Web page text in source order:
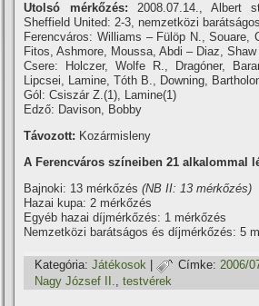
Utolsó mérkőzés: 2008.07.14., Albert
Sheffield United: 2-3, nemzetközi barátságos
Ferencváros: Williams – Fülöp N., Souare,
Fitos, Ashmore, Moussa, Abdi – Diaz, Shaw
Csere: Holczer, Wolfe R., Dragóner,
Lipcsei, Lamine, Tóth B., Downing,
Gól: Csiszár Z.(1), Lamine(1)
Edző: Davison, Bobby
Távozott: Kozármisleny
A Ferencváros szí­neiben 21 alkalommal
Bajnoki: 13 mérkőzés(NB II: 13 mérkőzés)
Hazai kupa: 2 mérkőzés
Egyéb hazai dí­jmérkőzés: 1 mérkőzés
Nemzetközi barátságos és dí­jmérkőzés: 5
Kategória: Játékosok | Címke: 2006/
Nagy József II.,testvérek